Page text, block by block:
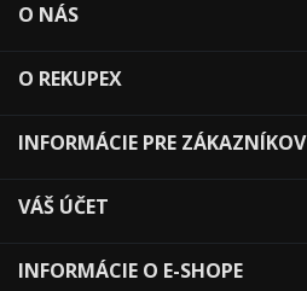
O NÁS
O REKUPEX
INFORMÁCIE PRE ZÁKAZNÍKOV
VÁŠ ÚČET
INFORMÁCIE O E-SHOPE